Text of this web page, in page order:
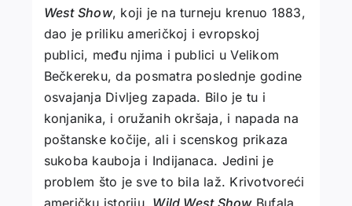
West Show, koji je na turneju krenuo 1883,
dao je priliku američkoj i evropskoj
publici, među njima i publici u Velikom
Bečkereku, da posmatra poslednje godine
osvajanja Divljeg zapada. Bilo je tu i
konjanika, i oružanih okršaja, i napada na
poštanske kočije, ali i scenskog prikaza
sukoba kauboja i Indijanaca. Jedini je
problem što je sve to bila laž. Krivotvoreći
američku istoriju, Wild West ShowBufala